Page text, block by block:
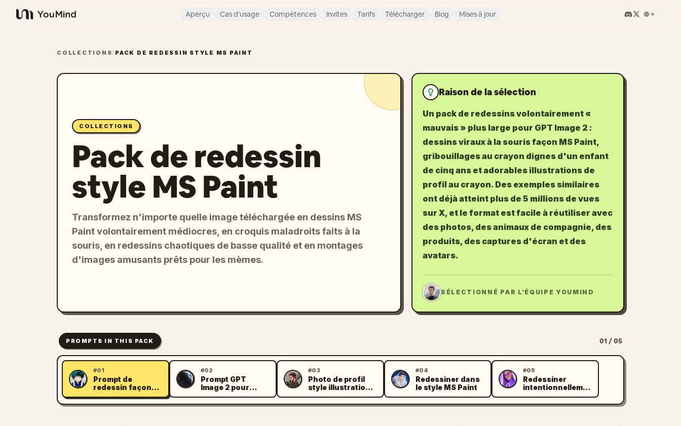
YouMind
Aperçu Cas d'usage Compétences Invites Tarifs Télécharger Blog Mises à jour
COLLECTIONS/ PACK DE REDESSIN STYLE MS PAINT
COLLECTIONS
Pack de redessin
style MS Paint
Transformez n'importe quelle image téléchargée en dessins MS
Paint volontairement médiocres, en croquis maladroits faits à la
souris, en redessins chaotiques de basse qualité et en montages
d'images amusants prêts pour les mèmes.
Raison de la sélection
Un pack de redessins volontairement «
mauvais » plus large pour GPT Image 2 :
dessins viraux à la souris façon MS Paint,
gribouillages au crayon dignes d'un enfant
de cinq ans et adorables illustrations de
profil au crayon. Des exemples similaires
ont déjà atteint plus de 5 millions de vues
sur X, et le format est facile à réutiliser avec
des photos, des animaux de compagnie, des
produits, des captures d'écran et des
avatars.
JL SÉLECTIONNÉ PAR L’ÉQUIPE YOUMIND
PROMPTS IN THIS PACK 01 / 05
L
#01
Prompt de
redessin façon
dessin d'enfant
aux crayons
C
#02
Prompt GPT
Image 2 pour
dessin MS Paint
M
#03
Photo de profil
style illustration
au crayon
J
#04
Redessiner dans
le style MS Paint
P
#05
Redessiner
intentionnellement
en basse qualité
façon MS Paint